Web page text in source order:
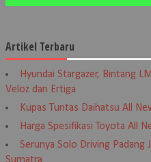
Artikel Terbaru
Hyundai Stargazer, Bintang
Veloz dan Ertiga
Kupas Tuntas Daihatsu All
Harga Spesifikasi Toyota All
Serunya Solo Driving Padang